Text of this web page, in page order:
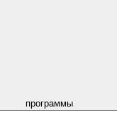
программы